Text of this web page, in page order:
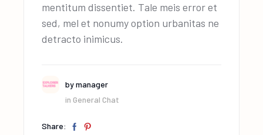
mentitum dissentiet. Tale meis error et
sed, mel et nonumy option urbanitas ne
detracto inimicus.
bymanager
in General Chat
Share: